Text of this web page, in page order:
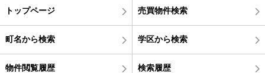
トップページ 売買物件検索
町名から検索 学区から検索
物件閲覧履歴 検索履歴